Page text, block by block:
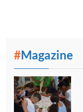
#Magazine